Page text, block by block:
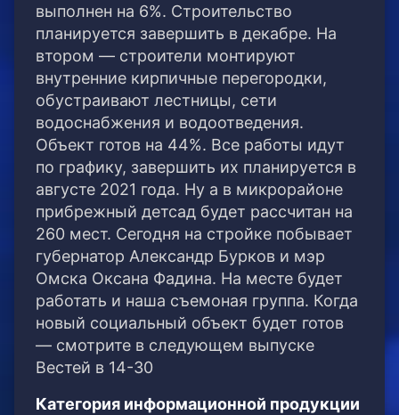
выполнен на 6%. Строительство
планируется завершить в декабре. На
втором — строители монтируют
внутренние кирпичные перегородки,
обустраивают лестницы, сети
водоснабжения и водоотведения.
Объект готов на 44%. Все работы идут
по графику, завершить их планируется в
августе 2021 года. Ну а в микрорайоне
прибрежный детсад будет рассчитан на
260 мест. Сегодня на стройке побывает
губернатор Александр Бурков и мэр
Омска Оксана Фадина. На месте будет
работать и наша съемоная группа. Когда
новый социальный объект будет готов
— смотрите в следующем выпуске
Вестей в 14-30
Категория информационной продукции